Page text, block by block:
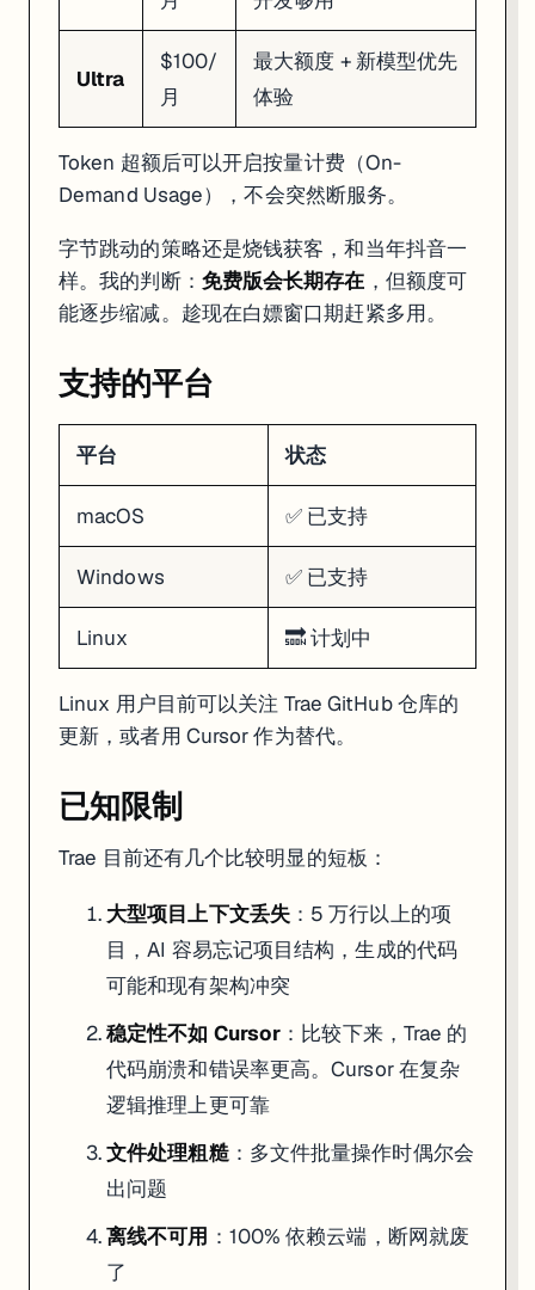
Ultra
$100/
月
最大额度 + 新模型优先
体验
Token 超额后可以开启按量计费（On-
Demand Usage），不会突然断服务。
字节跳动的策略还是烧钱获客，和当年抖音一
样。我的判断： 免费版会长期存在 ，但额度可
能逐步缩减。趁现在白嫖窗口期赶紧多用。
支持的平台
平台 状态
macOS ✅ 已支持
Windows ✅ 已支持
Linux 🔜 计划中
Linux 用户目前可以关注 Trae GitHub 仓库的
更新，或者用 Cursor 作为替代。
已知限制
Trae 目前还有几个比较明显的短板：
大型项目上下文丢失：5 万行以上的项
目，AI 容易忘记项目结构，生成的代码
可能和现有架构冲突
稳定性不如 Cursor ：比较下来，Trae 的
代码崩溃和错误率更高。Cursor 在复杂
逻辑推理上更可靠
文件处理粗糙：多文件批量操作时偶尔会
出问题
离线不可用 ：100% 依赖云端，断网就废
了